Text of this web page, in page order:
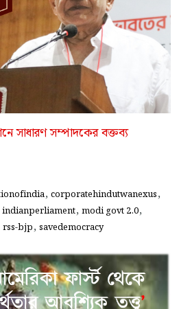
সাধারণ সম্পাদকের বক্তব্য
, corporatehindutwanexus,
indianperliament, modi govt 2.0,
rss-bjp, savedemocracy